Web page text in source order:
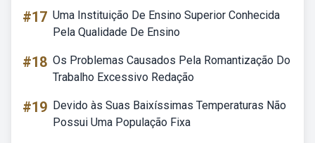
#17 Uma Instituição De Ensino Superior Conhecida
Pela Qualidade De Ensino
#18 Os Problemas Causados Pela Romantização Do
Trabalho Excessivo Redação
#19 Devido às Suas Baixíssimas Temperaturas Não
Possui Uma População Fixa